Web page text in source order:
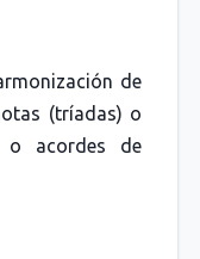
de
(tríadas) o
o acordes de